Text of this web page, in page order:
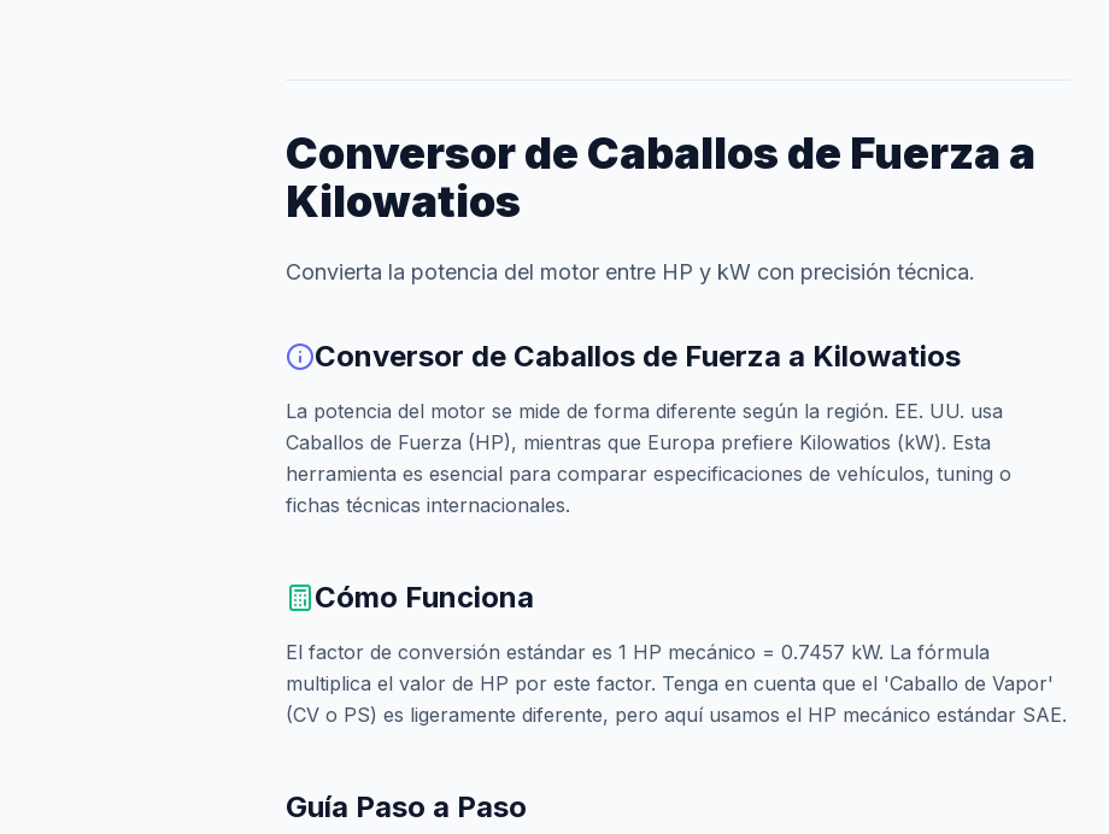
Conversor de Caballos de Fuerza a
Kilowatios
Convierta la potencia del motor entre HP y kW con precisión técnica.
Conversor de Caballos de Fuerza a Kilowatios
La potencia del motor se mide de forma diferente según la región. EE. UU. usa
Caballos de Fuerza (HP), mientras que Europa prefiere Kilowatios (kW). Esta
herramienta es esencial para comparar especificaciones de vehículos, tuning o
fichas técnicas internacionales.
Cómo Funciona
El factor de conversión estándar es 1 HP mecánico = 0.7457 kW. La fórmula
multiplica el valor de HP por este factor. Tenga en cuenta que el 'Caballo de Vapor'
(CV o PS) es ligeramente diferente, pero aquí usamos el HP mecánico estándar SAE.
Guía Paso a Paso